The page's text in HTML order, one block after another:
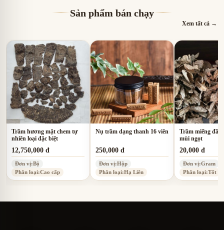
Sản phẩm bán chạy
Xem tất cả →
Trầm hương mặt chem tự
nhiên loại đặc biệt
12,750,000 đ
Đơn vị:Bộ
Phân loại:Cao cấp
Nụ trầm dạng thanh 16 viên
250,000 đ
Đơn vị:Hộp
Phân loại:Hạ Liên
Trầm miếng đầu
mùi ngọt
20,000 đ
Đơn vị:Gram
Phân loại:Tốt